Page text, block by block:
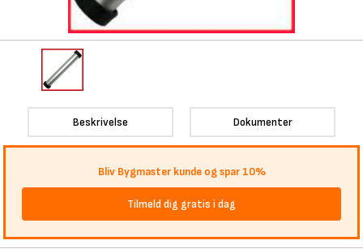
Beskrivelse Dokumenter
Bliv Bygmaster kunde og spar 10%
Tilmeld dig gratis i dag